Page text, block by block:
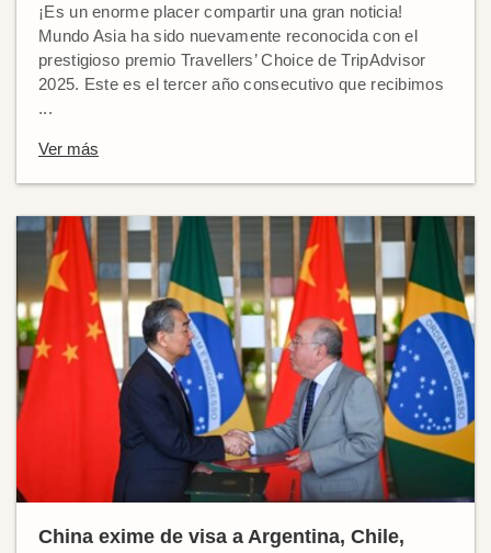
¡Es un enorme placer compartir una gran noticia!
Mundo Asia ha sido nuevamente reconocida con el
prestigioso premio Travellers’ Choice de TripAdvisor
2025. Este es el tercer año consecutivo que recibimos
...
Ver más
China exime de visa a Argentina, Chile,